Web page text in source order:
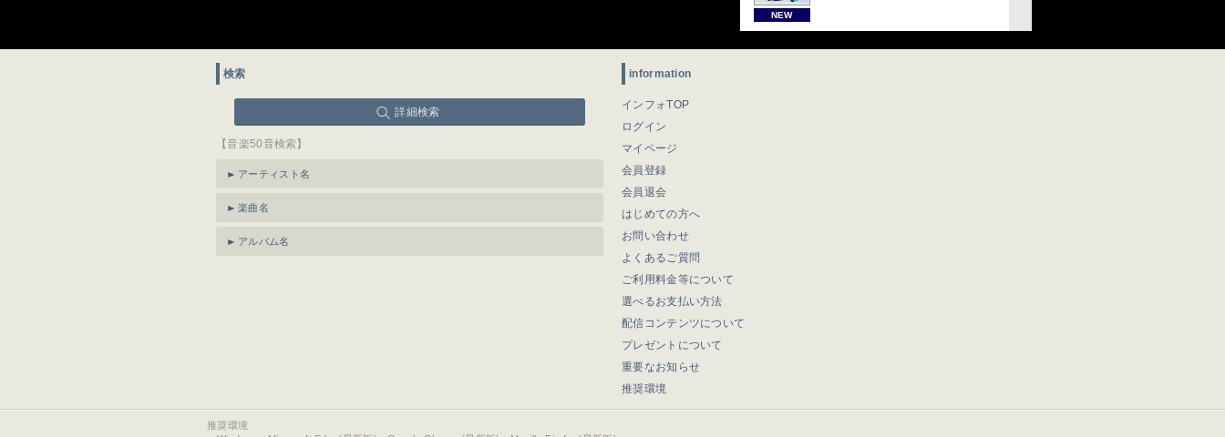
NEW
検索
詳細検索
【音楽50音検索】
アーティスト名
楽曲名
アルバム名
information
インフォTOP
ログイン
マイページ
会員登録
会員退会
はじめての方へ
お問い合わせ
よくあるご質問
ご利用料金等について
選べるお支払い方法
配信コンテンツについて
プレゼントについて
重要なお知らせ
推奨環境
推奨環境